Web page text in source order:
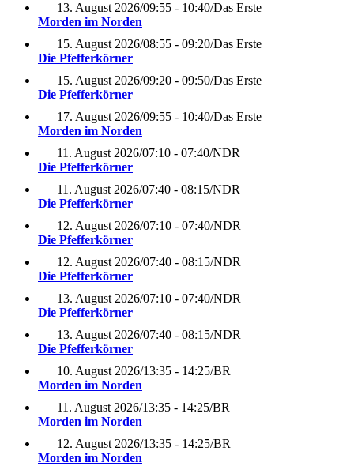
13. August 2026/09:55 - 10:40/Das Erste
Morden im Norden
15. August 2026/08:55 - 09:20/Das Erste
Die Pfefferkörner
15. August 2026/09:20 - 09:50/Das Erste
Die Pfefferkörner
17. August 2026/09:55 - 10:40/Das Erste
Morden im Norden
11. August 2026/07:10 - 07:40/NDR
Die Pfefferkörner
11. August 2026/07:40 - 08:15/NDR
Die Pfefferkörner
12. August 2026/07:10 - 07:40/NDR
Die Pfefferkörner
12. August 2026/07:40 - 08:15/NDR
Die Pfefferkörner
13. August 2026/07:10 - 07:40/NDR
Die Pfefferkörner
13. August 2026/07:40 - 08:15/NDR
Die Pfefferkörner
10. August 2026/13:35 - 14:25/BR
Morden im Norden
11. August 2026/13:35 - 14:25/BR
Morden im Norden
12. August 2026/13:35 - 14:25/BR
Morden im Norden